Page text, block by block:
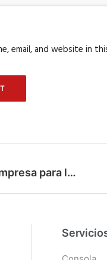
email, and website in
Los Beneficios de un ERP Multiempresa para la Gestión de Datos Compartidos con e-Bizness ERP